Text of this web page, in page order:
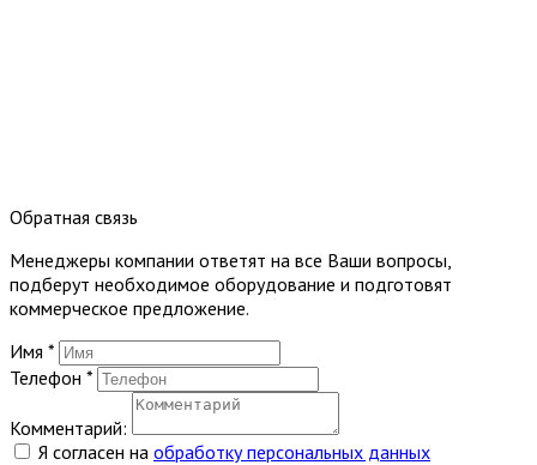
Обратная связь
Менеджеры компании ответят на все Ваши вопросы,
подберут необходимое оборудование и подготовят
коммерческое предложение.
Имя *
Телефон *
Комментарий:
Я согласен на обработку персональных данных